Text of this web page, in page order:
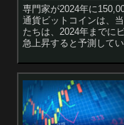
専門家が2024年に
通貨ビットコインは、
たちは、2024年までに
急上昇すると予測して